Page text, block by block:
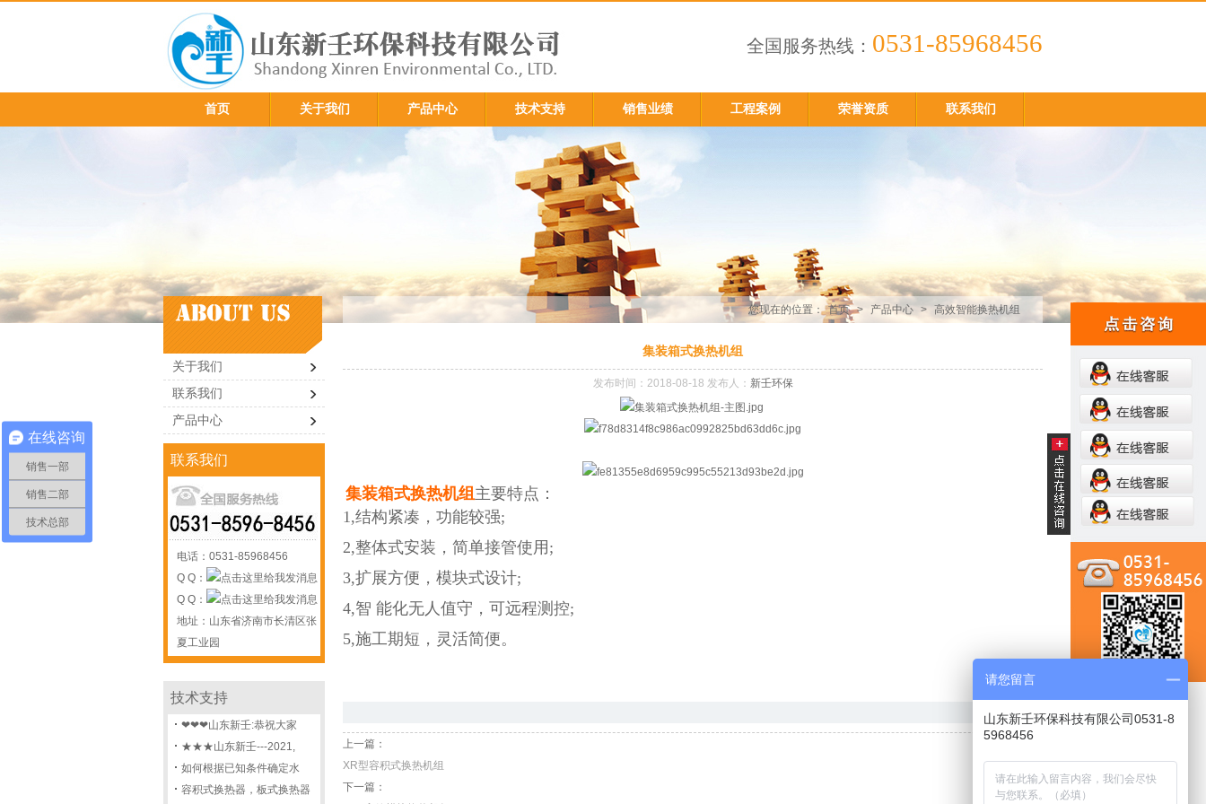
全国服务热线： 0531-85968456
首页 关于我们 产品中心 技术支持 销售业绩 工程案例 荣誉资质 联系我们
关于我们
联系我们
产品中心
联系我们
电话：0531-85968456
Q Q：
Q Q：
地址：山东省济南市长清区张
夏工业园
技术支持
❤❤❤山东新壬:恭祝大家
★★★山东新壬---2021,
如何根据已知条件确定水
容积式换热器，板式换热器
您现在的位置： 首页 > 产品中心 > 高效智能换热机组
集装箱式换热机组
发布时间：2018-08-18 发布人： 新壬环保
集装箱式换热机组主要特点：
1,结构紧凑，功能较强;
2,整体式安装，简单接管使用;
3,扩展方便，模块式设计;
4,智 能化无人值守，可远程测 控;
5,施工期短，灵活简便。
上一篇：
XR型容积式换热机组
下一篇：
在线咨询
销售一部
销售二部
技术总部
请您留言
山东新壬环保科技有限公司0531-8
5968456